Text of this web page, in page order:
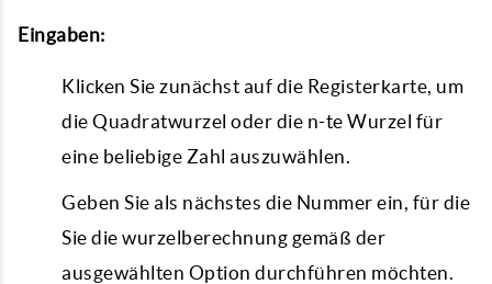
Eingaben:
Klicken Sie zunächst auf die Registerkarte, um
die Quadratwurzel oder die n-te Wurzel für
eine beliebige Zahl auszuwählen.
Geben Sie als nächstes die Nummer ein, für die
Sie die wurzelberechnung gemäß der
ausgewählten Option durchführen möchten.